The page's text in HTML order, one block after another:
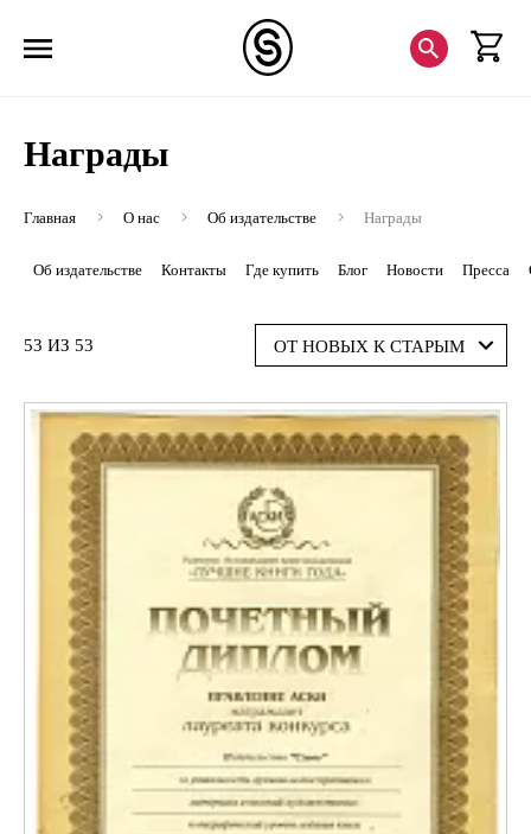
Награды
Главная О нас Об издательстве Награды
Об издательстве Контакты Где купить Блог Новости Пресса
53 ИЗ 53 ОТ НОВЫХ К СТАРЫМ